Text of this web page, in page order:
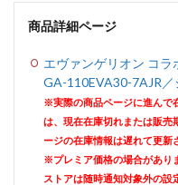
商品詳細ページ
エヴァンゲリオン コラ
GA-110EVA30-7AJR／
※実際の商品ページに進んで
は、現在在庫切れまたは販売
ージの在庫情報は遅れて更新
※プレミア価格の場合があり
ストアは随時通知対象外の設